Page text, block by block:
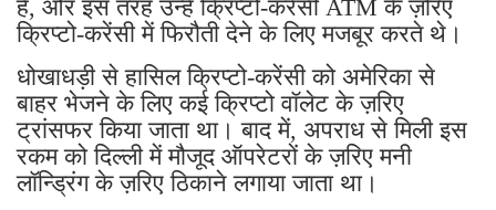
हैं, और इस तरह उन्हें क्रिप्टो-करेंसी ATM के ज़रिए
क्रिप्टो-करेंसी में फिरौती देने के लिए मजबूर करते थे।
धोखाधड़ी से हासिल क्रिप्टो-करेंसी को अमेरिका से
बाहर भेजने के लिए कई क्रिप्टो वॉलेट के ज़रिए
ट्रांसफर किया जाता था। बाद में, अपराध से मिली इस
रकम को दिल्ली में मौजूद ऑपरेटरों के ज़रिए मनी
लॉन्ड्रिंग के ज़रिए ठिकाने लगाया जाता था।